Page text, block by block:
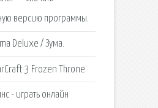
версию программы.
Deluxe / Зума.
3 Frozen Throne
- играть онлайн